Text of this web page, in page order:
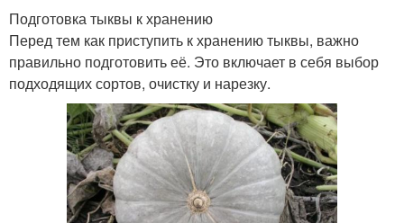
Подготовка тыквы к хранению
Перед тем как приступить к хранению тыквы, важно
правильно подготовить её. Это включает в себя выбор
подходящих сортов, очистку и нарезку.